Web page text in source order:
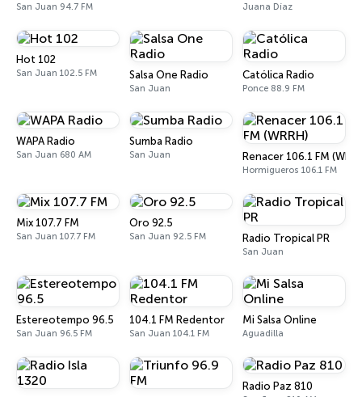
San Juan 94.7 FM Juana Díaz
Hot 102
San Juan 102.5 FM Salsa One Radio
San Juan
Católica Radio
Ponce 88.9 FM
WAPA Radio
San Juan 680 AM
Sumba Radio
San Juan Renacer 106.1 FM
Hormigueros 106.1 FM
Mix 107.7 FM
San Juan 107.7 FM
Oro 92.5
San Juan 92.5 FM Radio Tropical PR
San Juan
Estereotempo 96.5
San Juan 96.5 FM
104.1 FM Redentor
San Juan 104.1 FM
Mi Salsa Online
Aguadilla
Radio Paz 810